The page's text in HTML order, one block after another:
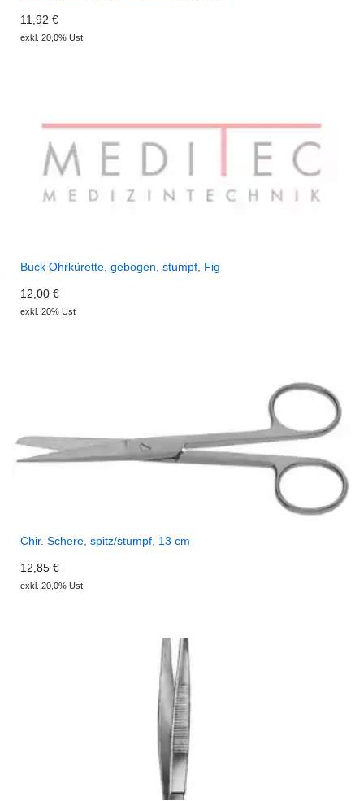
11,92 €
exkl. 20,0% Ust
Buck Ohrkürette, gebogen, stumpf, Fig
12,00 €
exkl. 20% Ust
Chir. Schere, spitz/stumpf, 13 cm
12,85 €
exkl. 20,0% Ust